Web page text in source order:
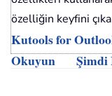
özelliğin keyfini
Kutools for
Okuyun